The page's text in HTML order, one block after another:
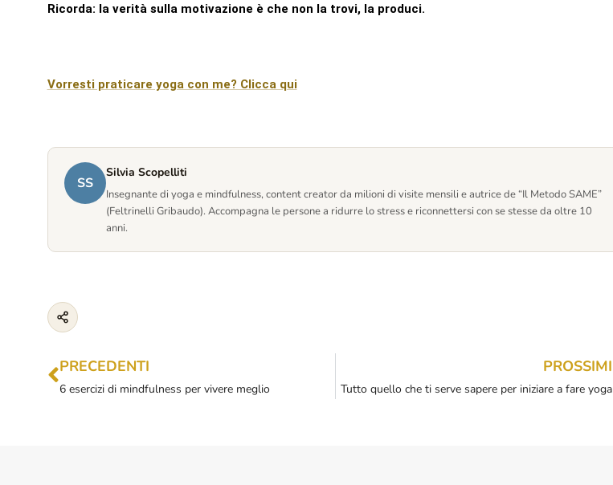
Ricorda: la verità sulla motivazione è che non la trovi, la produci.
Vorresti praticare yoga con me? Clicca qui
SS
Silvia Scopelliti
Insegnante di yoga e mindfulness, content creator da milioni di visite mensili e autrice de “Il Metodo SAME”
(Feltrinelli Gribaudo). Accompagna le persone a ridurre lo stress e riconnettersi con se stesse da oltre 10
anni.
PRECEDENTI
6 esercizi di mindfulness per vivere meglio
PROSSIMI
Tutto quello che ti serve sapere per iniziare a fare yoga